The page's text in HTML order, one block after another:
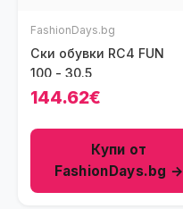
FashionDays.bg
Ски обувки RC4 FUN
100 - 30.5
144.62€
Купи от
FashionDays.bg →